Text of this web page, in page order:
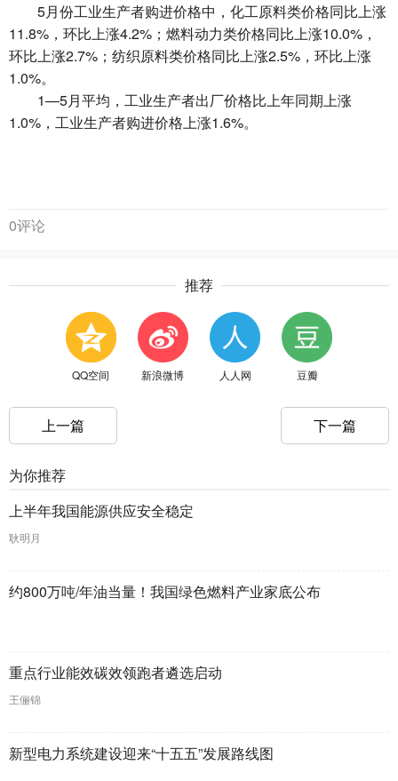
5月份工业生产者购进价格中，化工原料类价格同比上涨
11.8%，环比上涨4.2%；燃料动力类价格同比上涨10.0%，
环比上涨2.7%；纺织原料类价格同比上涨2.5%，环比上涨
1.0%。
1—5月平均，工业生产者出厂价格比上年同期上涨
1.0%，工业生产者购进价格上涨1.6%。
0评论
推荐
QQ空间 新浪微博 人人网 豆瓣
上一篇 下一篇
为你推荐
上半年我国能源供应安全稳定
耿明月
约800万吨/年油当量！我国绿色燃料产业家底公布
重点行业能效碳效领跑者遴选启动
王俪锦
新型电力系统建设迎来“十五五”发展路线图